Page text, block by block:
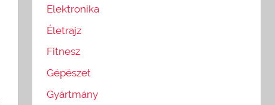
Elektronika
Életrajz
Fitnesz
Gépészet
Gyártmány